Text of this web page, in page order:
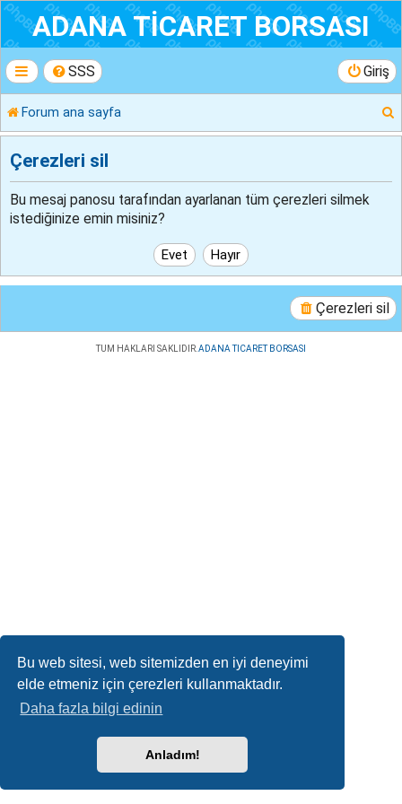
Bu web sitesi, web sitemizden en iyi deneyimi
elde etmeniz için çerezleri kullanmaktadır.
Daha fazla bilgi edinin
Anladım!
ADANA TİCARET BORSASI
SSS Giriş
Forum ana sayfa
r
Çerezleri sil
Bu mesaj panosu tarafından ayarlanan tüm çerezleri silmek
istediğinize emin misiniz?
Çerezleri sil
TUM HAKLARI SAKLIDIR. ADANA TICARET BORSASI